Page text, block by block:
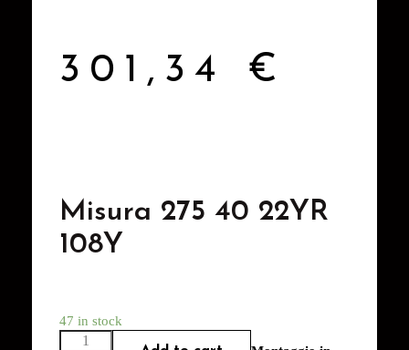
301,34 €
Misura 275 40 22YR
108Y
47 in stock